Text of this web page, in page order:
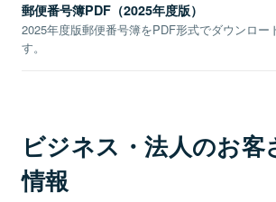
郵便番号簿PDF（2025年度版）
2025年度版郵便番号簿をPDF形式でダウンロー
す。
ビジネス・法人のお客
情報